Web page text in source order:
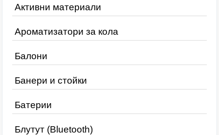
Активни материали
Ароматизатори за кола
Балони
Банери и стойки
Батерии
Блутут (Bluetooth)